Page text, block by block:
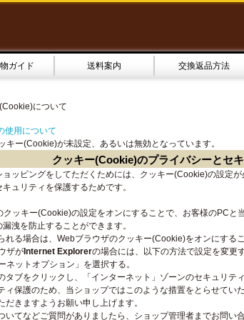
ガイド 送料案内 交換返品方法
について
使用について
キー(Cookie)が未設定、あるいは無効となっています。
クッキー(Cookie)のプライバシーとセ
ョッピングをしてただくためには、クッキー(Cookie)の設定
ュリティを保護するためです。
クッキー(Cookie)の設定をオンにすることで、お客様のPCと
洩を防止することができます。
れる場合は、Webブラウザのクッキー(Cookie)をオンにする
ザが Internet Explorerの場合には、以下の方法で設定を変更
ネットオプション」を選択する。
タブをクリックし、「インターネット」ゾーンのセキュリテ
ィ保護のため、当ショップではこのような措置をとらせてい
だきますようお願い申し上げます。
いてなどご質問がありましたら、ショップ管理者までお問い